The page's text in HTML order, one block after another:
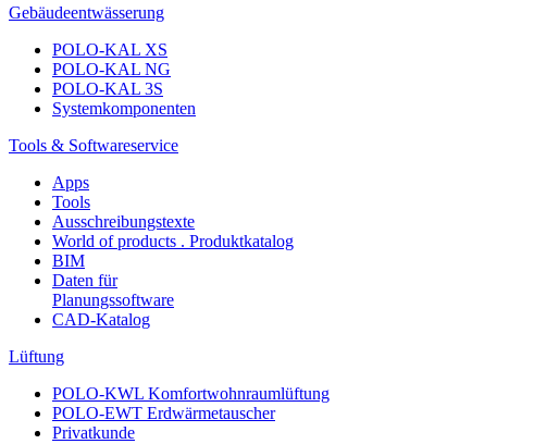
Gebäudeentwässerung
POLO-KAL XS
POLO-KAL NG
POLO-KAL 3S
Systemkomponenten
Tools & Softwareservice
Apps
Tools
Ausschreibungstexte
World of products . Produktkatalog
BIM
Daten für
Planungssoftware
CAD-Katalog
Lüftung
POLO-KWL Komfortwohnraumlüftung
POLO-EWT Erdwärmetauscher
Privatkunde